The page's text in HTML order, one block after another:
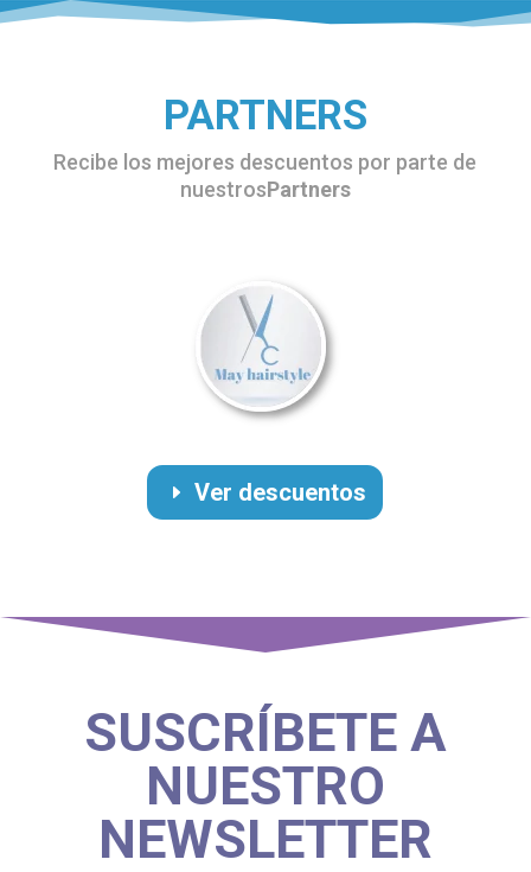
PARTNERS
Recibe los mejores descuentos por parte de
nuestrosPartners
Ver descuentos
SUSCRÍBETE A
NUESTRO
NEWSLETTER